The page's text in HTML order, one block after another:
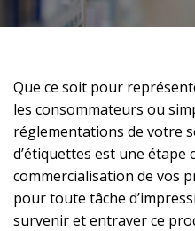
Que ce soit pour
les consommateurs ou
réglementations de votre
d’étiquettes est une étape
commercialisation de vos
pour toute tâche
survenir et entraver ce